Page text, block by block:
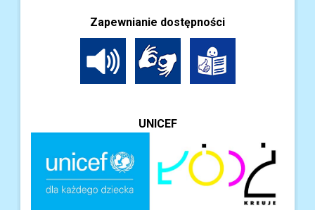
Zapewnianie dostępności
UNICEF